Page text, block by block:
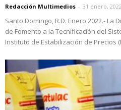
Redacción Multimedios - 31 enero, 2022
Santo Domingo, R.D. Enero 2022.- La
de Fomento a la Tecnificación del
Instituto de Estabilización de Precios